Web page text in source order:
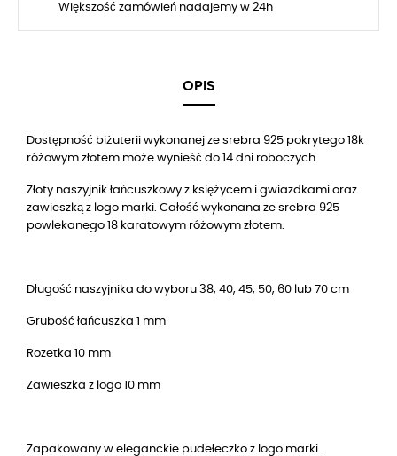
Większość zamówień nadajemy w 24h
OPIS
Dostępność biżuterii wykonanej ze srebra 925 pokrytego 18k
różowym złotem może wynieść do 14 dni roboczych.
Złoty naszyjnik łańcuszkowy z księżycem i gwiazdkami oraz
zawieszką z logo marki. Całość wykonana ze srebra 925
powlekanego 18 karatowym różowym złotem.
Długość naszyjnika do wyboru 38, 40, 45, 50, 60 lub 70 cm
Grubość łańcuszka 1 mm
Rozetka 10 mm
Zawieszka z logo 10 mm
Zapakowany w eleganckie pudełeczko z logo marki.